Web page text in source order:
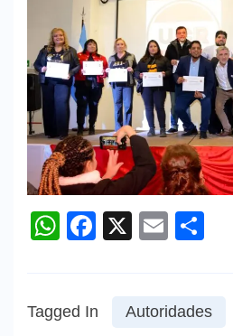
WhatsApp
Facebook
X Email
Tagged In Autoridades